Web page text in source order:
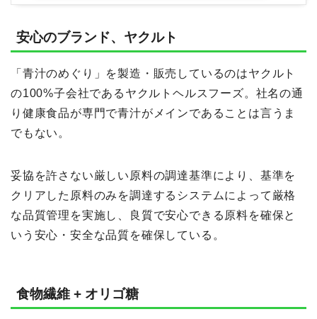
安心のブランド、ヤクルト
「青汁のめぐり」を製造・販売しているのはヤクルト
の100%子会社であるヤクルトヘルスフーズ。社名の通
り健康食品が専門で青汁がメインであることは言うま
でもない。
妥協を許さない厳しい原料の調達基準により、基準を
クリアした原料のみを調達するシステムによって厳格
な品質管理を実施し、良質で安心できる原料を確保と
いう安心・安全な品質を確保している。
食物繊維 + オリゴ糖